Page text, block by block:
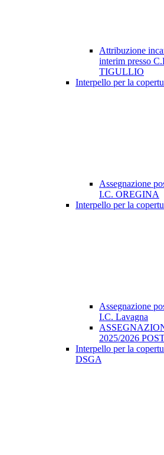
Attribuzione
interim presso
TIGULLIO
Interpello per la
Assegnazione
I.C. OREGINA
Interpello per la
Assegnazione
I.C. Lavagna
2025/2026
Interpello per la
DSGA